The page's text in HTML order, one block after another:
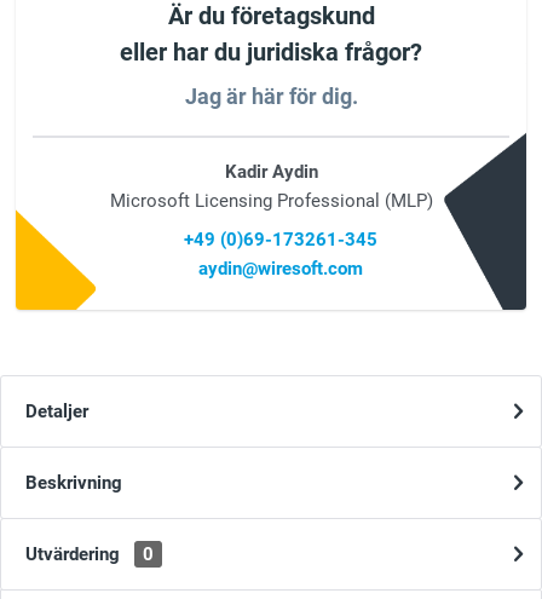
Är du företagskund
eller har du juridiska frågor?
Jag är här för dig.
Kadir Aydin
Microsoft Licensing Professional (MLP)
+49 (0)69-173261-345
aydin@wiresoft.com
Detaljer
Beskrivning
Utvärdering 0